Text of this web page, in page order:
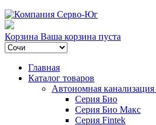
Корзина Ваша корзина пуста
Главная
Каталог товаров
Автономная канализация
Серия Био
Серия Био Макс
Серия Fintek